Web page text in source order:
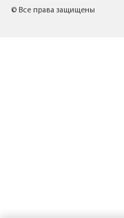
© Все права защищены